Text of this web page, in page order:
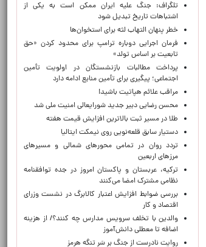
تلگراف: جنگ علیه ایران ممکن است به یکی از
اشتباهات تاریخ تبدیل شود
خطر پنهان التهاب لثه برای استخوان‌ها
فرمان اجرایی دوباره ترامپ برای محدود کردن «حق
تابعیت بر اساس تولد»
پرداخت مطالبات بازنشستگان در اولویت تأمین
اجتماعی؛ پیگیری برای تأمین منابع ادامه دارد
مراقب علائم هپاتیت باشید!
محسن رضایی دبیر جدید شورایعالی امنیت ملی شد
طلا در مسیر ثبت بالاترین افزایش قیمت هفته
دستیار سابق قلعه‌نویی روی نیمکت ایتالیا
تردد روان در تمامی محورهای شمالی و مسیرهای
مرزهای اربعین
ترکیه، عربستان و پاکستان امروز در جده توافقنامه
نظامی مشترک امضا می‌کنند
بررسی ضوابط افزایش اعتبار کالابرگ در نشست وزرای
اقتصاد و کار
والدین با تخلف سرویس مدارس چه کنند؟/ از هزینه
اضافه تا معطلی دانش‌آموز
روایت نادرست از جنگ بر سَر تنگه هرمز